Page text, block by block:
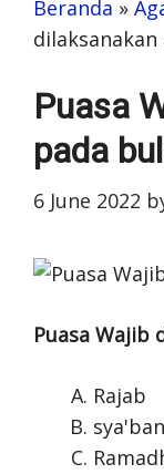
Beranda »
Puasa
pada
6 June 2022
Puasa Wajib
Rajab
sya'ban